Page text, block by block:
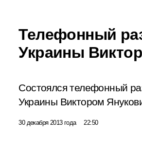
Телефонный
Украины
Состоялся телефонный
Украины Виктором
30 декабря 2013 года 22:50